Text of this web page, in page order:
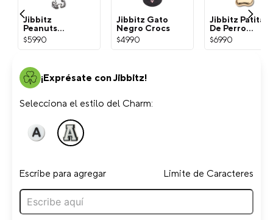
Jibbitz
Peanuts
Snoopy
Blanco Crocs
$5990
Jibbitz Gato
Negro Crocs
$4990
Jibbitz Patita
De Perro
Dorada Crocs
$6990
¡Exprésate con Jibbitz!
Selecciona el estilo del Charm:
Escribe para agregar Limite de Caracteres